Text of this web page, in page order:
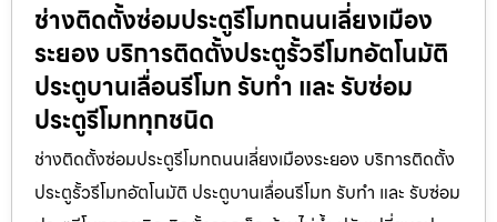
ช่างติดตั้งซ่อมประตูรีโมทถนนเลี่ยงเมือง
ระยอง บริการติดตั้งประตูรั้วรีโมทอัตโนมัติ
ประตูบานเลื่อนรีโมท รับทำ และ รับซ่อม
ประตูรีโมททุกชนิด
ช่างติดตั้งซ่อมประตูรีโมทถนนเลี่ยงเมืองระยอง บริการติดตั้ง
ประตูรั้วรีโมทอัตโนมัติ ประตูบานเลื่อนรีโมท รับทำ และ รับซ่อม